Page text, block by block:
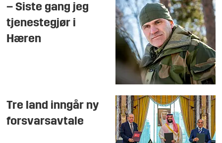
– Siste gang jeg
tjenestegjør i
Hæren
Tre land inngår ny
forsvarsavtale